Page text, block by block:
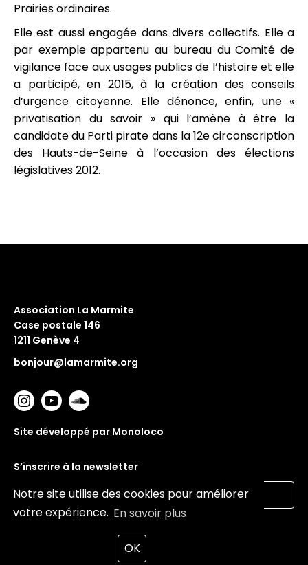
Notre site utilise des cookies pour améliorer
votre expérience. En savoir plus
OK
Prairies ordinaires.
Elle est aussi engagée dans divers collectifs. Elle a
par exemple appartenu au bureau du Comité de
vigilance face aux usages publics de l’histoire et elle
a participé, en 2015, à la création des conseils
d’urgence citoyenne. Elle dénonce, enfin, une «
privatisation du savoir » qui l’amène à être la
candidate du Parti pirate dans la 12e circonscription
des Hauts-de-Seine à l’occasion des élections
législatives 2012.
Association La Marmite
Case postale 146
1211 Genève 4
bonjour@lamarmite.org
Site développé par Monoloco
S’inscrire à la newsletter